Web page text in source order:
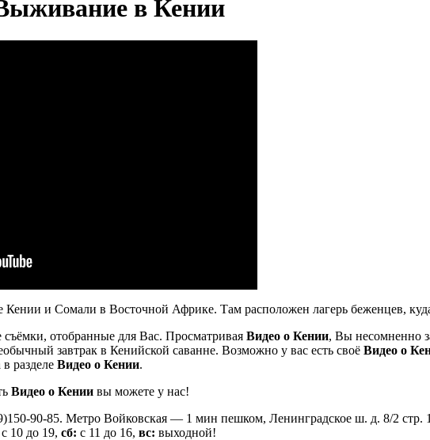
в Кении
Кении и Сомали в Восточной Африке. Там расположен лагерь беженцев,
отобранные для Вас. Просматривая Видео о Кении, Вы несомненно
завтрак в Кенийской саванне. Возможно у вас есть своё Видео о
разделе Видео о Кении.
Видео о Кении вы можете у нас!
90-85. Метро Войковская — 1 мин пешком, Ленинградское ш. д. 8/2
с 10 до 19, сб: с 11 до 16, вс: выходной!